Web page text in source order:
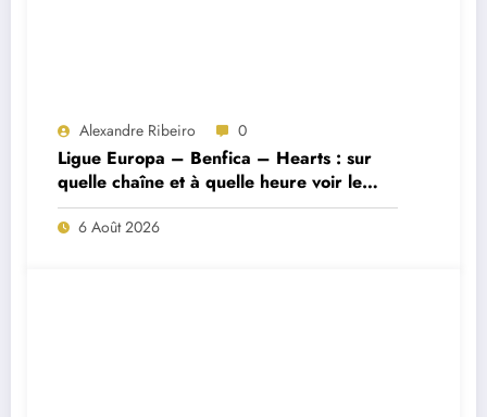
Alexandre Ribeiro 0
Ligue Europa – Benfica – Hearts : sur
quelle chaîne et à quelle heure voir le
match ?
6 Août 2026